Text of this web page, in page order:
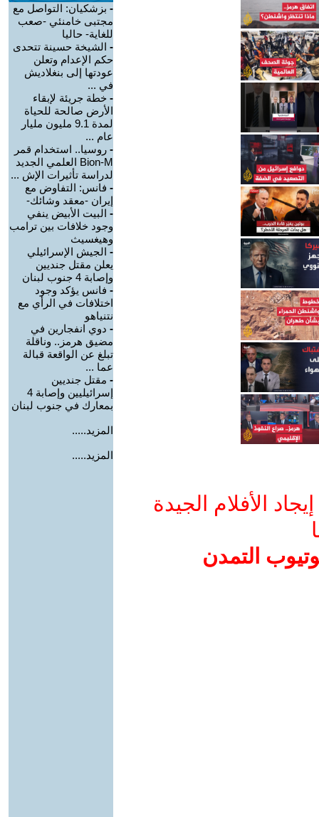
الأفلام الجيدة
التمدن
- بزشكيان: التواصل مع
مجتبى خامنئي -صعب
للغاية- حاليا
- الشيخة حسينة تتحدى
حكم الإعدام وتعلن
عودتها إلى بنغلاديش
في ...
- خطة جريئة لإبقاء
الأرض صالحة للحياة
لمدة 9.1 مليون مليار
عام ...
- روسيا.. استخدام قمر
Bion-M العلمي الجديد
لدراسة تأثيرات الإش ...
- فانس: التفاوض مع
إيران -معقد وشائك-
- البيت الأبيض ينفي
وجود خلافات بين ترامب
وهيغسيث
- الجيش الإسرائيلي
يعلن مقتل جنديين
وإصابة 4 جنوب لبنان
- فانس يؤكد وجود
اختلافات في الرأي مع
نتنياهو
- دوي انفجارين في
مضيق هرمز.. وناقلة
تبلغ عن الواقعة قبالة
عما ...
- مقتل جنديين
إسرائيليين وإصابة 4
بمعارك في جنوب لبنان
المزيد.....
المزيد.....